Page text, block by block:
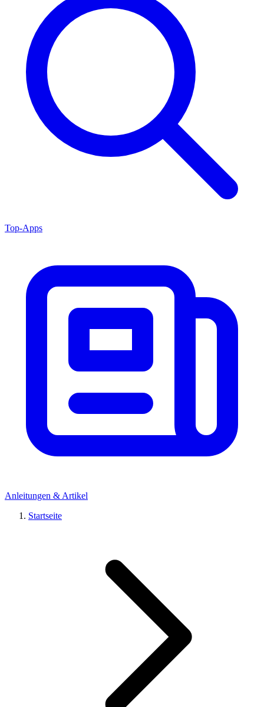
Top-Apps
Anleitungen & Artikel
Startseite